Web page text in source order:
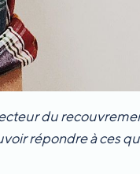
du
répondre à ces